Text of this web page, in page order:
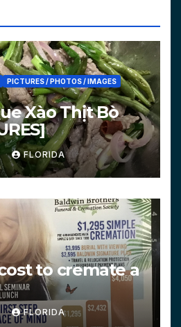
PICTURES / PHOTOS / IMAGES
Xào Thịt Bò
FLORIDA
to cremate a
FLORIDA